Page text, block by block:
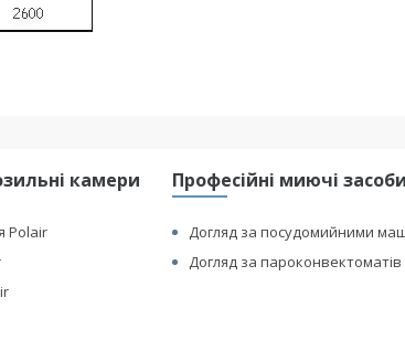
камери
Polair
Професійні миючі засоби
Догляд за посудомийними
Догляд за пароконвектоматів